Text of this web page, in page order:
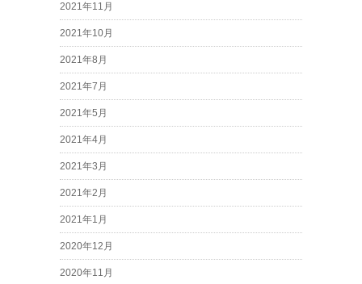
2021年11月
2021年10月
2021年8月
2021年7月
2021年5月
2021年4月
2021年3月
2021年2月
2021年1月
2020年12月
2020年11月